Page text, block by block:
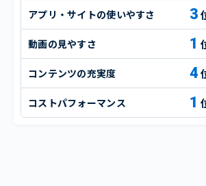
アプリ・サイトの使いやすさ 3
動画の見やすさ 1
コンテンツの充実度 4
コストパフォーマンス 1